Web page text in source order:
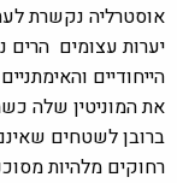
אוסטרליה נקשרת
יערות עצומים הרים
הייחודיים
את המוניטין שלה
ברובן לשטחים
רחוקים מלהיות